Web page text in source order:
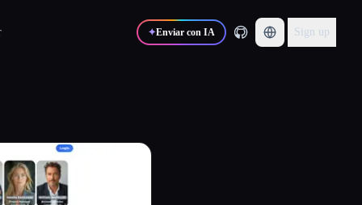
✦Enviar con IA Sign up